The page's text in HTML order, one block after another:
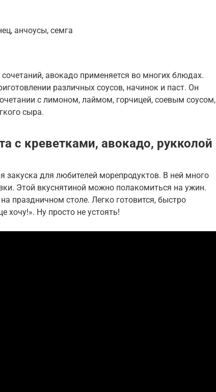
анчоусы, семга
сочетаний, авокадо применяется во многих блюдах.
различных соусов, начинок и паст. Он
с лимоном, лаймом, горчицей, соевым соусом,
сыра.
с креветками, авокадо, рукколой
закуска для любителей морепродуктов. В ней много
Этой вкуснятиной можно полакомиться на ужин.
праздничном столе. Легко готовится, быстро
хочу!». Ну просто не устоять!